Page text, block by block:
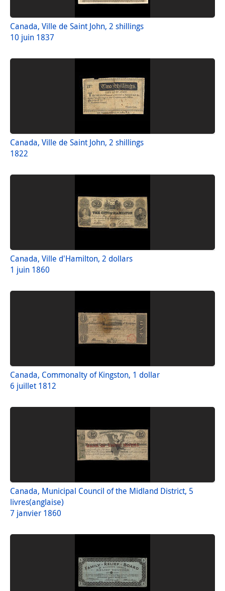
Canada, Ville de Saint John, 2 shillings
10 juin 1837
Canada, Ville de Saint John, 2 shillings
1822
Canada, Ville d'Hamilton, 2 dollars
1 juin 1860
Canada, Commonalty of Kingston, 1 dollar
6 juillet 1812
Canada, Municipal Council of the Midland District, 5
livres(anglaise)
7 janvier 1860